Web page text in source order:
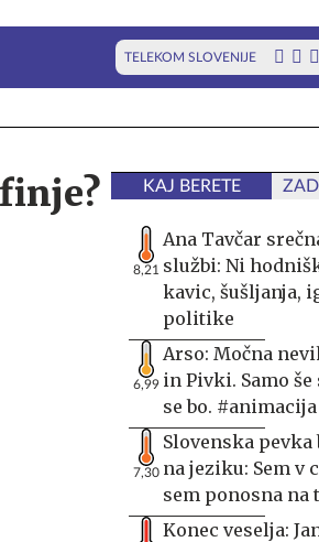
TELEKOM SLOVENIJE
KAJ BERETE
8,21
Ana Tavčar
službi: Ni
kavic, šušljanja,
politike
6,99
Arso: Močna
in Pivki. Samo
se bo. #animacija
7,30
Slovenska pevka
na jeziku: Sem v
sem ponosna na
Konec veselja: